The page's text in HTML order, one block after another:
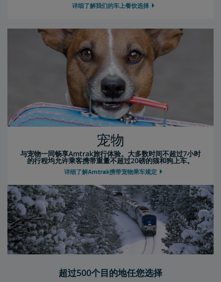
详细了解我们的车上餐饮选择
宠物
与宠物一同畅享Amtrak旅行体验。大多数时间不超过7小时
的行程均允许乘客携带重量不超过20磅的猫和狗上车。
详细了解Amtrak携带宠物乘车规定
超过500个目的地任您选择